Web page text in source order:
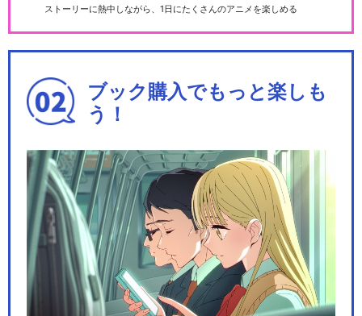
ストーリーに熱中しながら、1日にたくさんのアニメを楽しめる
ブック購入でもっと楽しも
う！